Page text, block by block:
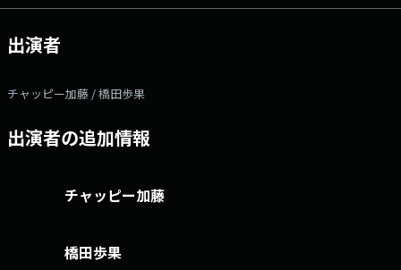
出演者
チャッピー加藤 / 橋田歩果
出演者の追加情報
チャッピー加藤
橋田歩果